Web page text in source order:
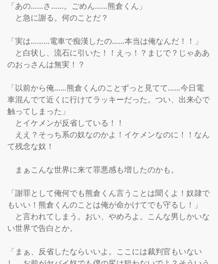
「あの……さ……。ごめん……熊倉くん」
と急に謝る。何のことだ？
「実は………電車で痴漢したの……本当は俺なんだ！！」
と白状し、流石に引いた！！えっ！？まじで？じゃああ
のおっさんは無実！？
「以前から俺……熊倉くんのことずっと見てて……今日電
車混んでて近くに行けてラッキーだった。つい、出来心で
触ってしまった」
とイケメンが反省している！！
ええ？そっち系の奴なのかよ！イケメンなのに！！なん
て残念な奴！
まぁこんな世界に来て罪悪感も増したのかも。
「謝罪として俺何でも熊倉くん言うことは聞くよ！奴隷で
もいい！熊倉くんのことは俺が命かけてでも守るし！」
と言われてしまう。おい、やめろよ。こんな男しかいな
い世界で告白とか。
「まぁ、反省したならいいよ。ここには裁判官もいない